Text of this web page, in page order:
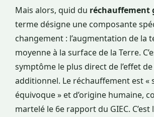
Mais alors, quid du réchauffement
terme désigne une composante
changement : l’augmentation de la
moyenne à la surface de la Terre.
symptôme le plus direct de l’effet
additionnel. Le réchauffement est «
équivoque » et d’origine humaine,
martelé le 6e rapport du GIEC.